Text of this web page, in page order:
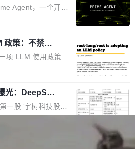
面向智能硬件产业
家与资深技术顾
设备适配、芯片适
性测评及统一互联
流，帮助企业进一
响。从检测到完全
2026 年 8 月的第六
服务相关。 Git
中贴出了一组数
。现在，每周
次。GitHub...
3 超越人类
Agent，一个开源
心设计围绕两个抽
（RLM）和 C
AGI 3 基准测试
的组合达到了 95.
ARC 报告的人类专
coding agent 包装
面上大多数 coding
agent harness 的设
政策：不禁
不是你写的
项 LLM 使用政策，
的代码贡献。这不
由五个团队采纳，
于 AI 辅助贡献最
心只有一句话：LLM
、建议，但不能用来
光：DeepSe
36 个月
一股”宇树科技股份
战略配售结果，杭